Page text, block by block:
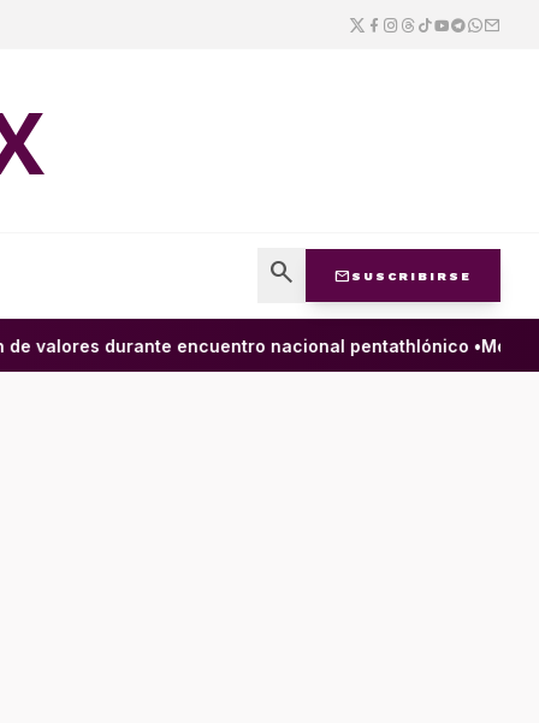
search mail SUSCRIBIRSE
valores durante encuentro nacional pentathlónico •México y